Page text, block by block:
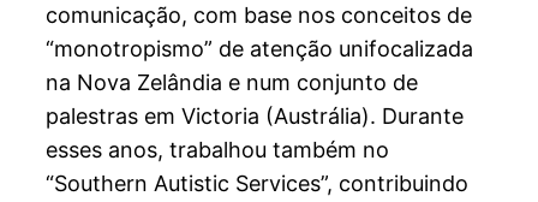
comunicação, com base nos conceitos de
“monotropismo” de atenção unifocalizada
na Nova Zelândia e num conjunto de
palestras em Victoria (Austrália). Durante
esses anos, trabalhou também no
“Southern Autistic Services”, contribuindo